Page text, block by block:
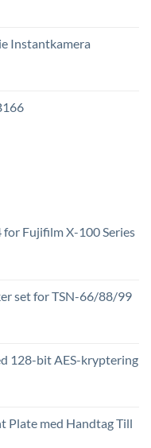
Instantkamera
Fujifilm X-100 Series
set for TSN-66/88/99
128-bit AES-kryptering
krPlate med Handtag Till